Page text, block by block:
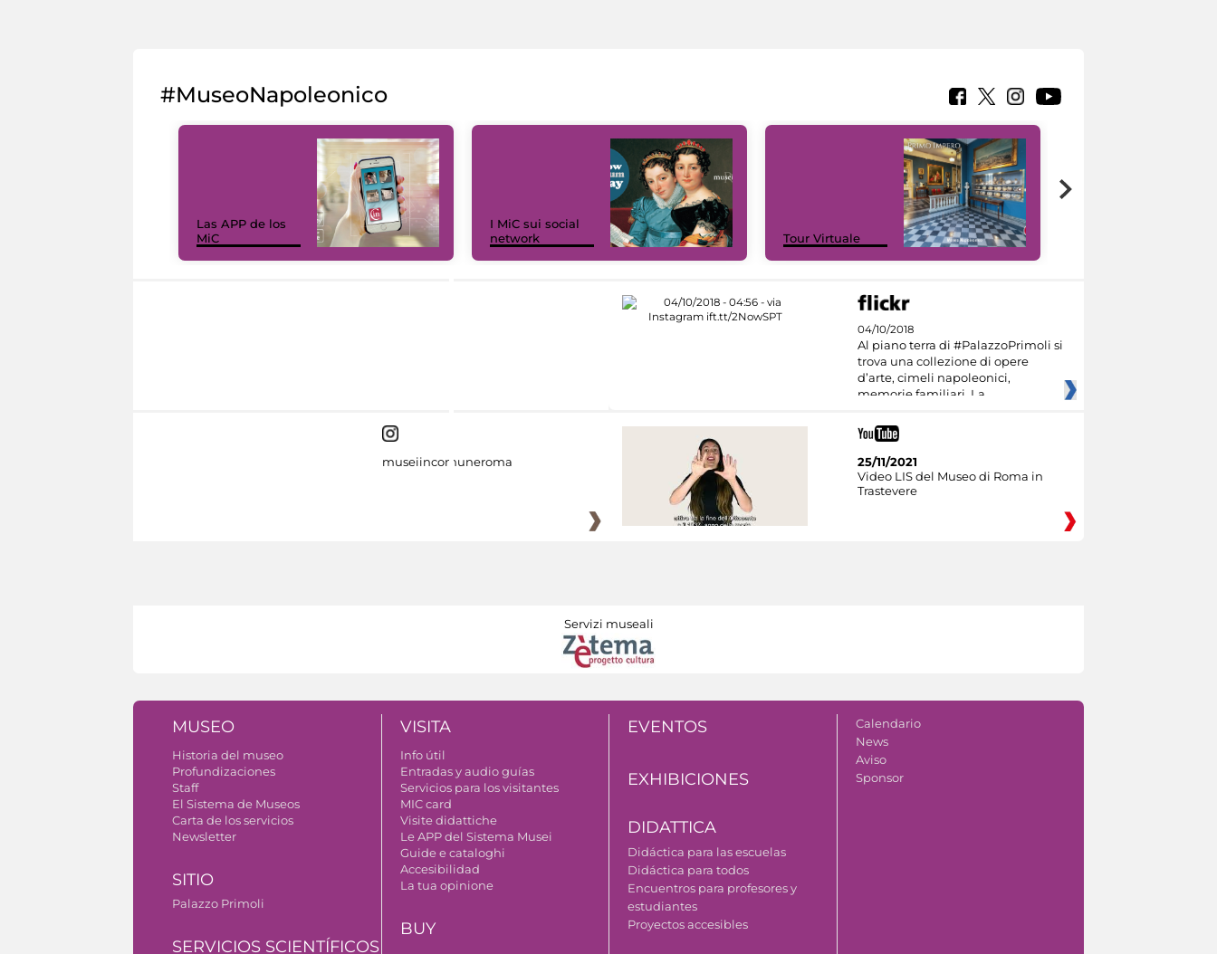
#MuseoNapoleonico
Las APP de los
MiC
I MiC sui social
network
Tour Virtuale
04/10/2018
Al piano terra di #PalazzoPrimoli si
trova una collezione di opere
d’arte, cimeli napoleonici,
memorie familiari. La
museiincomuneroma
25/11/2021
Video LIS del Museo di Roma in
Trastevere
Servizi museali
MUSEO
Historia del museo
Profundizaciones
Staff
El Sistema de Museos
Carta de los servicios
Newsletter
SITIO
Palazzo Primoli
SERVICIOS SCIENTÍFICOS
VISITA
Info útil
Entradas y audio guías
Servicios para los visitantes
MIC card
Visite didattiche
Le APP del Sistema Musei
Guide e cataloghi
Accesibilidad
La tua opinione
BUY
EVENTOS
EXHIBICIONES
DIDATTICA
Didáctica para las escuelas
Didáctica para todos
Encuentros para profesores y
estudiantes
Proyectos accesibles
Calendario
News
Aviso
Sponsor